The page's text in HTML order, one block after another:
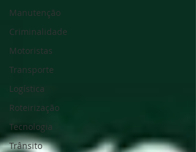
Manutenção
Criminalidade
Motoristas
Transporte
Logística
Roteirização
Tecnologia
Trânsito